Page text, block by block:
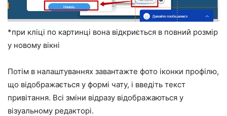
*при кліці по картинці вона відкриється в повний розмір
у новому вікні
Потім в налаштуваннях завантажте фото іконки профілю,
що відображається у формі чату, і введіть текст
привітання. Всі зміни відразу відображаються у
візуальному редакторі.